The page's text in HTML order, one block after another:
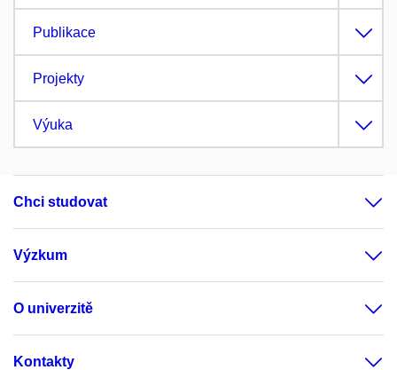
Publikace
Projekty
Výuka
Chci studovat
Výzkum
O univerzitě
Kontakty